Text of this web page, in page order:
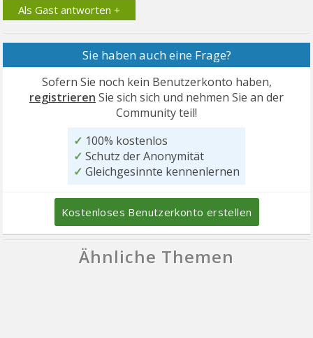
Als Gast antworten +
Sie haben auch eine Frage?
Sofern Sie noch kein Benutzerkonto haben,
registrieren Sie sich sich und nehmen Sie an der
Community teil!
✓ 100% kostenlos
✓ Schutz der Anonymität
✓ Gleichgesinnte kennenlernen
Kostenloses Benutzerkonto erstellen
Ähnliche Themen